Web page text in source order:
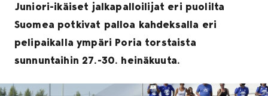
Juniori-ikäiset jalkapalloilijat eri puolilta
Suomea potkivat palloa kahdeksalla eri
pelipaikalla ympäri Poria torstaista
sunnuntaihin 27.-30. heinäkuuta.